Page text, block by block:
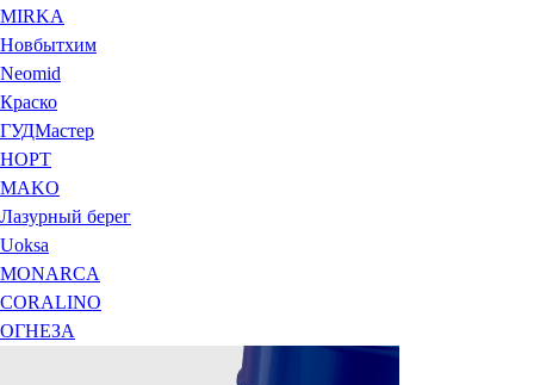
MIRKA
Новбытхим
Neomid
Краско
ГУДМастер
НОРТ
MAKO
Лазурный берег
Uoksa
MONARCA
CORALINO
ОГНЕЗА